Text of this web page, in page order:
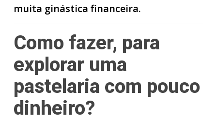
muita ginástica financeira.
Como fazer, para
explorar uma
pastelaria com pouco
dinheiro?